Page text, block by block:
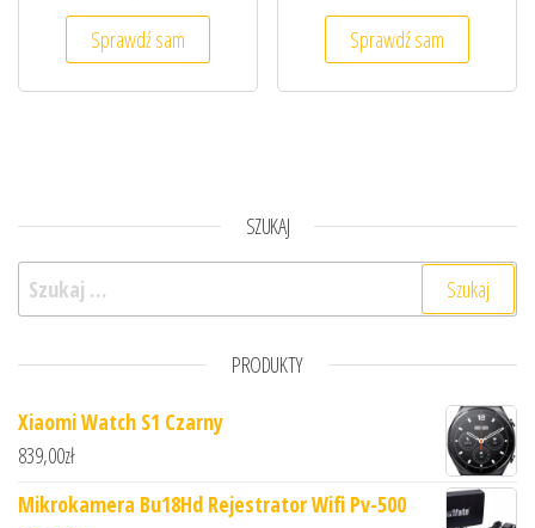
Sprawdź sam Sprawdź sam
SZUKAJ
Szukaj:
PRODUKTY
Xiaomi Watch S1 Czarny
839,00zł
Mikrokamera Bu18Hd Rejestrator Wifi Pv-500